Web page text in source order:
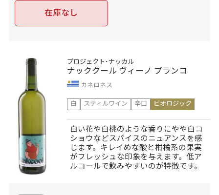
在庫なし
プロジェクト･ナッカル
ナッククール ヴィーノ ブランコ
カネロネス
白
スティルワイン 辛口 ビオロジック
白い花や白桃のような香りにやや白コ
ショウなどスパイスのニュアンスを感
じます。キレイめな酸と柑橘系の果実
がフレッシュな印象を与えます。低ア
ルコールで飲みやすいのが特徴です。